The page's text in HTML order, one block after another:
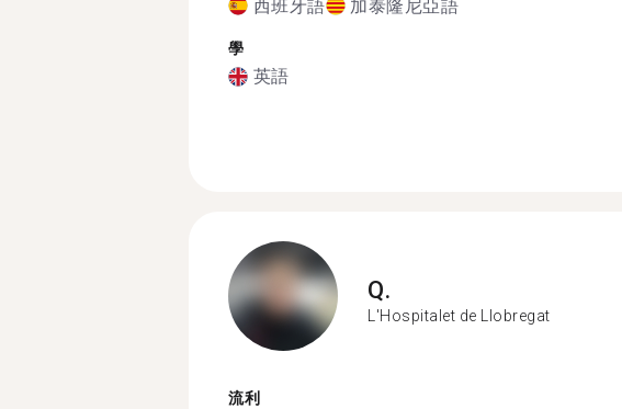
西班牙語 加泰隆尼亞語
學
英語
Q.
L'Hospitalet de Llobregat
流利